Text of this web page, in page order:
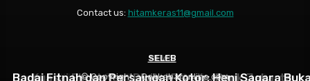
NEWS
Sinergi “United for Jakarta”, Bank Jakarta Gandeng
NEWS
Kuasai Ekosistem Digital Persija, Bank Jakarta
SELEB
Badai Fitnah dan Persaingan Kotor: Heni Sagara
Contact us: hitamkeras11@gmail.com
© Copyright - Cekkabaronline.com